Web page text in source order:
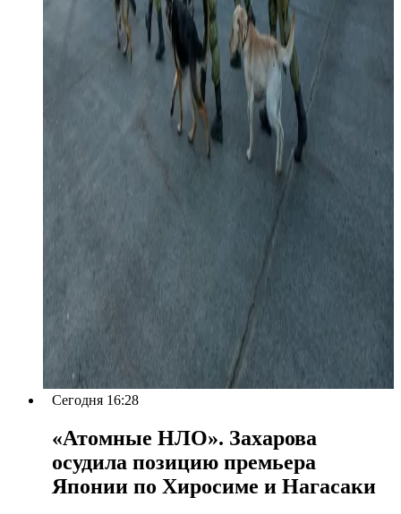
Сегодня 16:28
«Атомные НЛО». Захарова
осудила позицию премьера
Японии по Хиросиме и Нагасаки